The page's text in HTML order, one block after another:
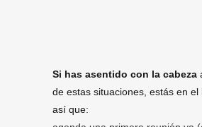
Si has asentido con la cabeza
de estas situaciones, estás en
así que: